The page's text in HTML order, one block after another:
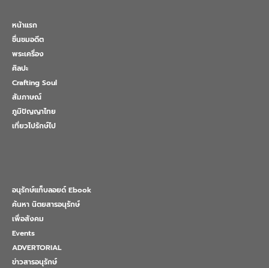
หน้าแรก
ชื่นชมอดีต
พระเครื่อง
ศิลปะ
Crafting Soul
สัมภาษณ์
ภูมิปัญญาไทย
เที่ยวไปรักษ์ไป
อนุรักษ์แท็บลอยด์ Ebook
ค้นหา นิตยสารอนุรักษ์
เพื่อสังคม
Events
ADVERTORIAL
ข่าวสารอนุรักษ์